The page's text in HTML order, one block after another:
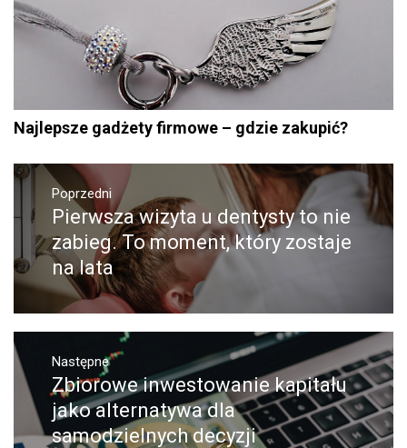
Najlepsze gadżety firmowe – gdzie zakupić?
Nawigacja
wpisu
Poprzedni
Poprzedni
wpis:
Pierwsza wizyta u dentysty to nie
zabieg. To moment, który zostaje
na lata
Następne
Następny
post:
Zbiorowe inwestowanie kapitału
jako alternatywa dla
samodzielnych decyzji